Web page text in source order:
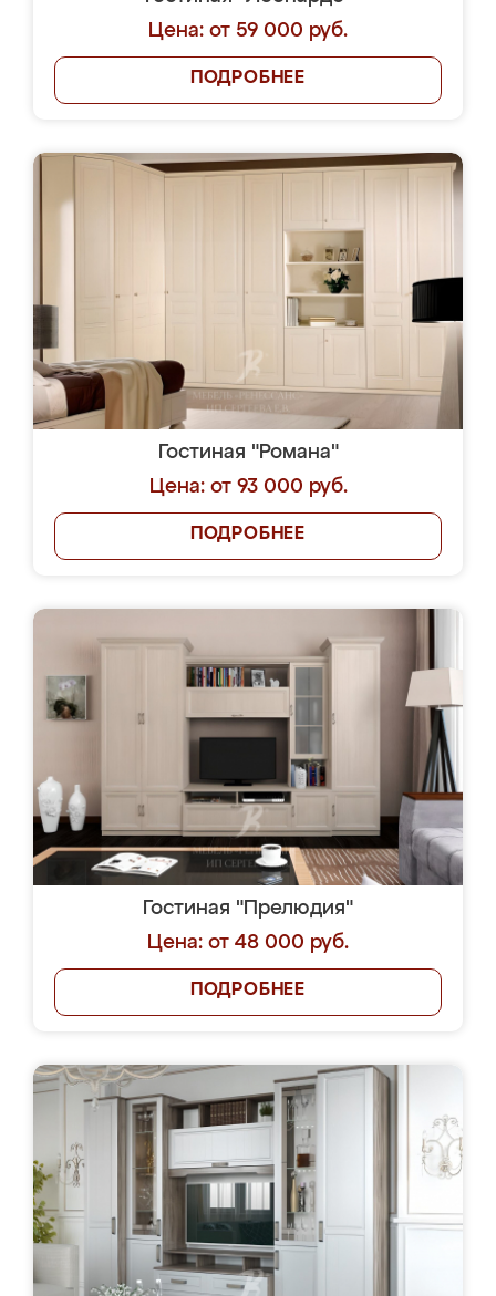
Цена: от 59 000 руб.
ПОДРОБНЕЕ
Гостиная "Романа"
Цена: от 93 000 руб.
ПОДРОБНЕЕ
Гостиная "Прелюдия"
Цена: от 48 000 руб.
ПОДРОБНЕЕ